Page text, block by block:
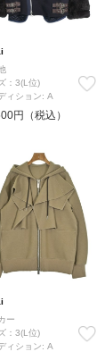
：3(L位)
ィション: A
円（税込）
ー
：3(L位)
ィション: A